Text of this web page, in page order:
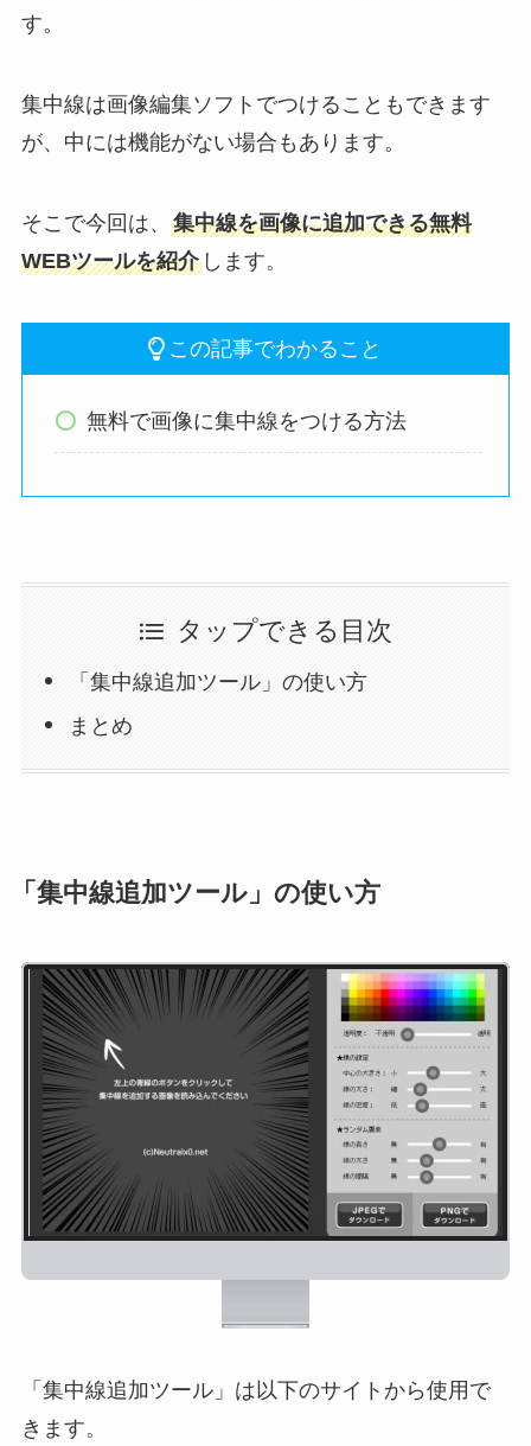
す。
集中線は画像編集ソフトでつけることもできます
が、中には機能がない場合もあります。
そこで今回は、 集中線を画像に追加できる無料
WEBツールを紹介します。
この記事でわかること
無料で画像に集中線をつける方法
タップできる目次
「集中線追加ツール」の使い方
まとめ
「集中線追加ツール」の使い方
「集中線追加ツール」は以下のサイトから使用で
きます。